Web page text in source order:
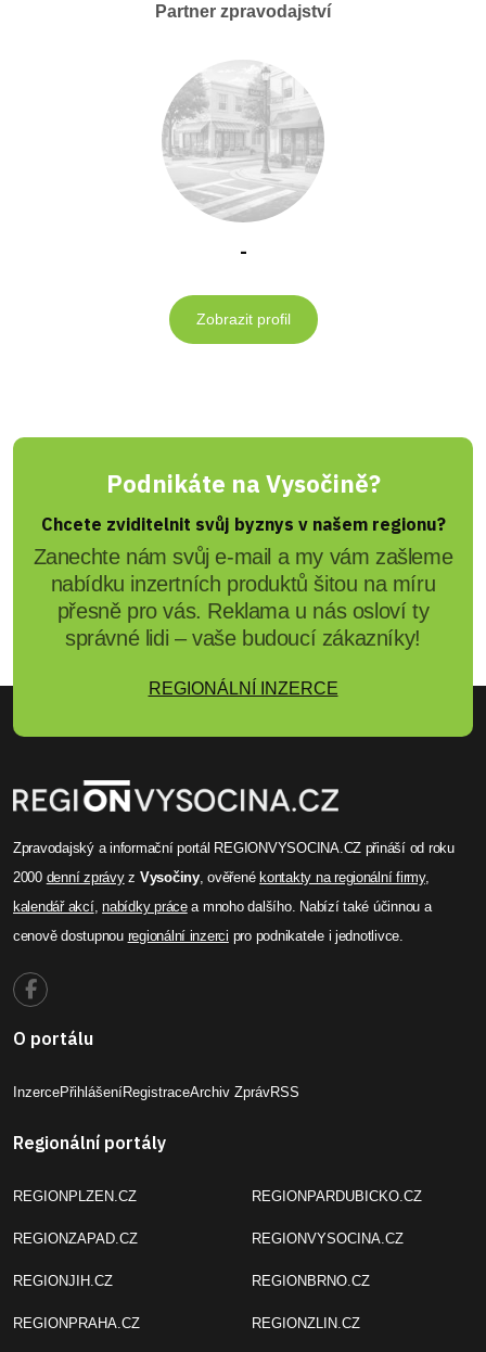
Partner zpravodajství
-
Zobrazit profil
Podnikáte na Vysočině?
Chcete zviditelnit svůj byznys v našem regionu?
Zanechte nám svůj e-mail a my vám zašleme
nabídku inzertních produktů šitou na míru
přesně pro vás. Reklama u nás osloví ty
správné lidi – vaše budoucí zákazníky!
REGIONÁLNÍ INZERCE
Zpravodajský a informační portál REGIONVYSOCINA.CZ přináší od roku
2000 denní zprávyz Vysočiny, ověřené kontakty na regionální firmy,
kalendář akcí,nabídky prácea mnoho dalšího. Nabízí také účinnou a
cenově dostupnou regionální inzerci pro podnikatele i jednotlivce.
O portálu
InzercePřihlášeníRegistraceArchiv ZprávRSS
Regionální portály
REGIONPLZEN.CZ
REGIONZAPAD.CZ
REGIONJIH.CZ
REGIONPRAHA.CZ
REGIONPARDUBICKO.CZ
REGIONVYSOCINA.CZ
REGIONBRNO.CZ
REGIONZLIN.CZ